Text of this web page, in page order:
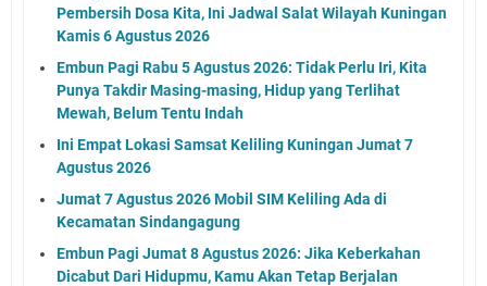
Pembersih Dosa Kita, Ini Jadwal Salat Wilayah Kuningan
Kamis 6 Agustus 2026
Embun Pagi Rabu 5 Agustus 2026: Tidak Perlu Iri, Kita
Punya Takdir Masing-masing, Hidup yang Terlihat
Mewah, Belum Tentu Indah
Ini Empat Lokasi Samsat Keliling Kuningan Jumat 7
Agustus 2026
Jumat 7 Agustus 2026 Mobil SIM Keliling Ada di
Kecamatan Sindangagung
Embun Pagi Jumat 8 Agustus 2026: Jika Keberkahan
Dicabut Dari Hidupmu, Kamu Akan Tetap Berjalan